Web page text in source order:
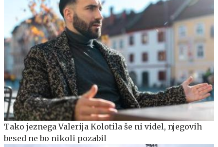
Tako jeznega Valerija Kolotila še ni videl, njegovih
besed ne bo nikoli pozabil